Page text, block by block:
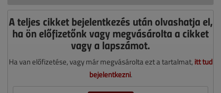
A teljes cikket bejelentkezés után olvashatja el,
ha ön előfizetőnk vagy megvásárolta a cikket
vagy a lapszámot.
Ha van előfizetése, vagy már megvásárolta ezt a tartalmat, itt tud
bejelentkezni.